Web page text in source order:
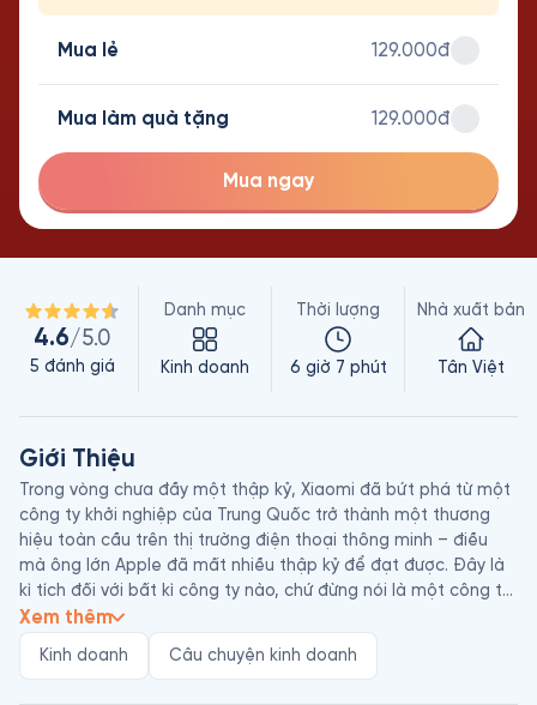
Mua lẻ 129.000đ
Mua làm quà tặng 129.000đ
Mua ngay
4.6/5.0
5 đánh giá
Danh mục
Kinh doanh
Thời lượng
6 giờ 7 phút
Nhà xuất bản
Tân Việt
Giới Thiệu
Trong vòng chưa đầy một thập kỷ, Xiaomi đã bứt phá từ một
công ty khởi nghiệp của Trung Quốc trở thành một thương
hiệu toàn cầu trên thị trường điện thoại thông minh – điều
mà ông lớn Apple đã mất nhiều thập kỷ để đạt được. Đây là
kì tích đối với bất kì công ty nào, chứ đừng nói là một công ty
khởi nghiệp vô danh tới từ Trung Quốc với một cái tên khó
Xem thêm
Kinh doanh Câu chuyện kinh doanh